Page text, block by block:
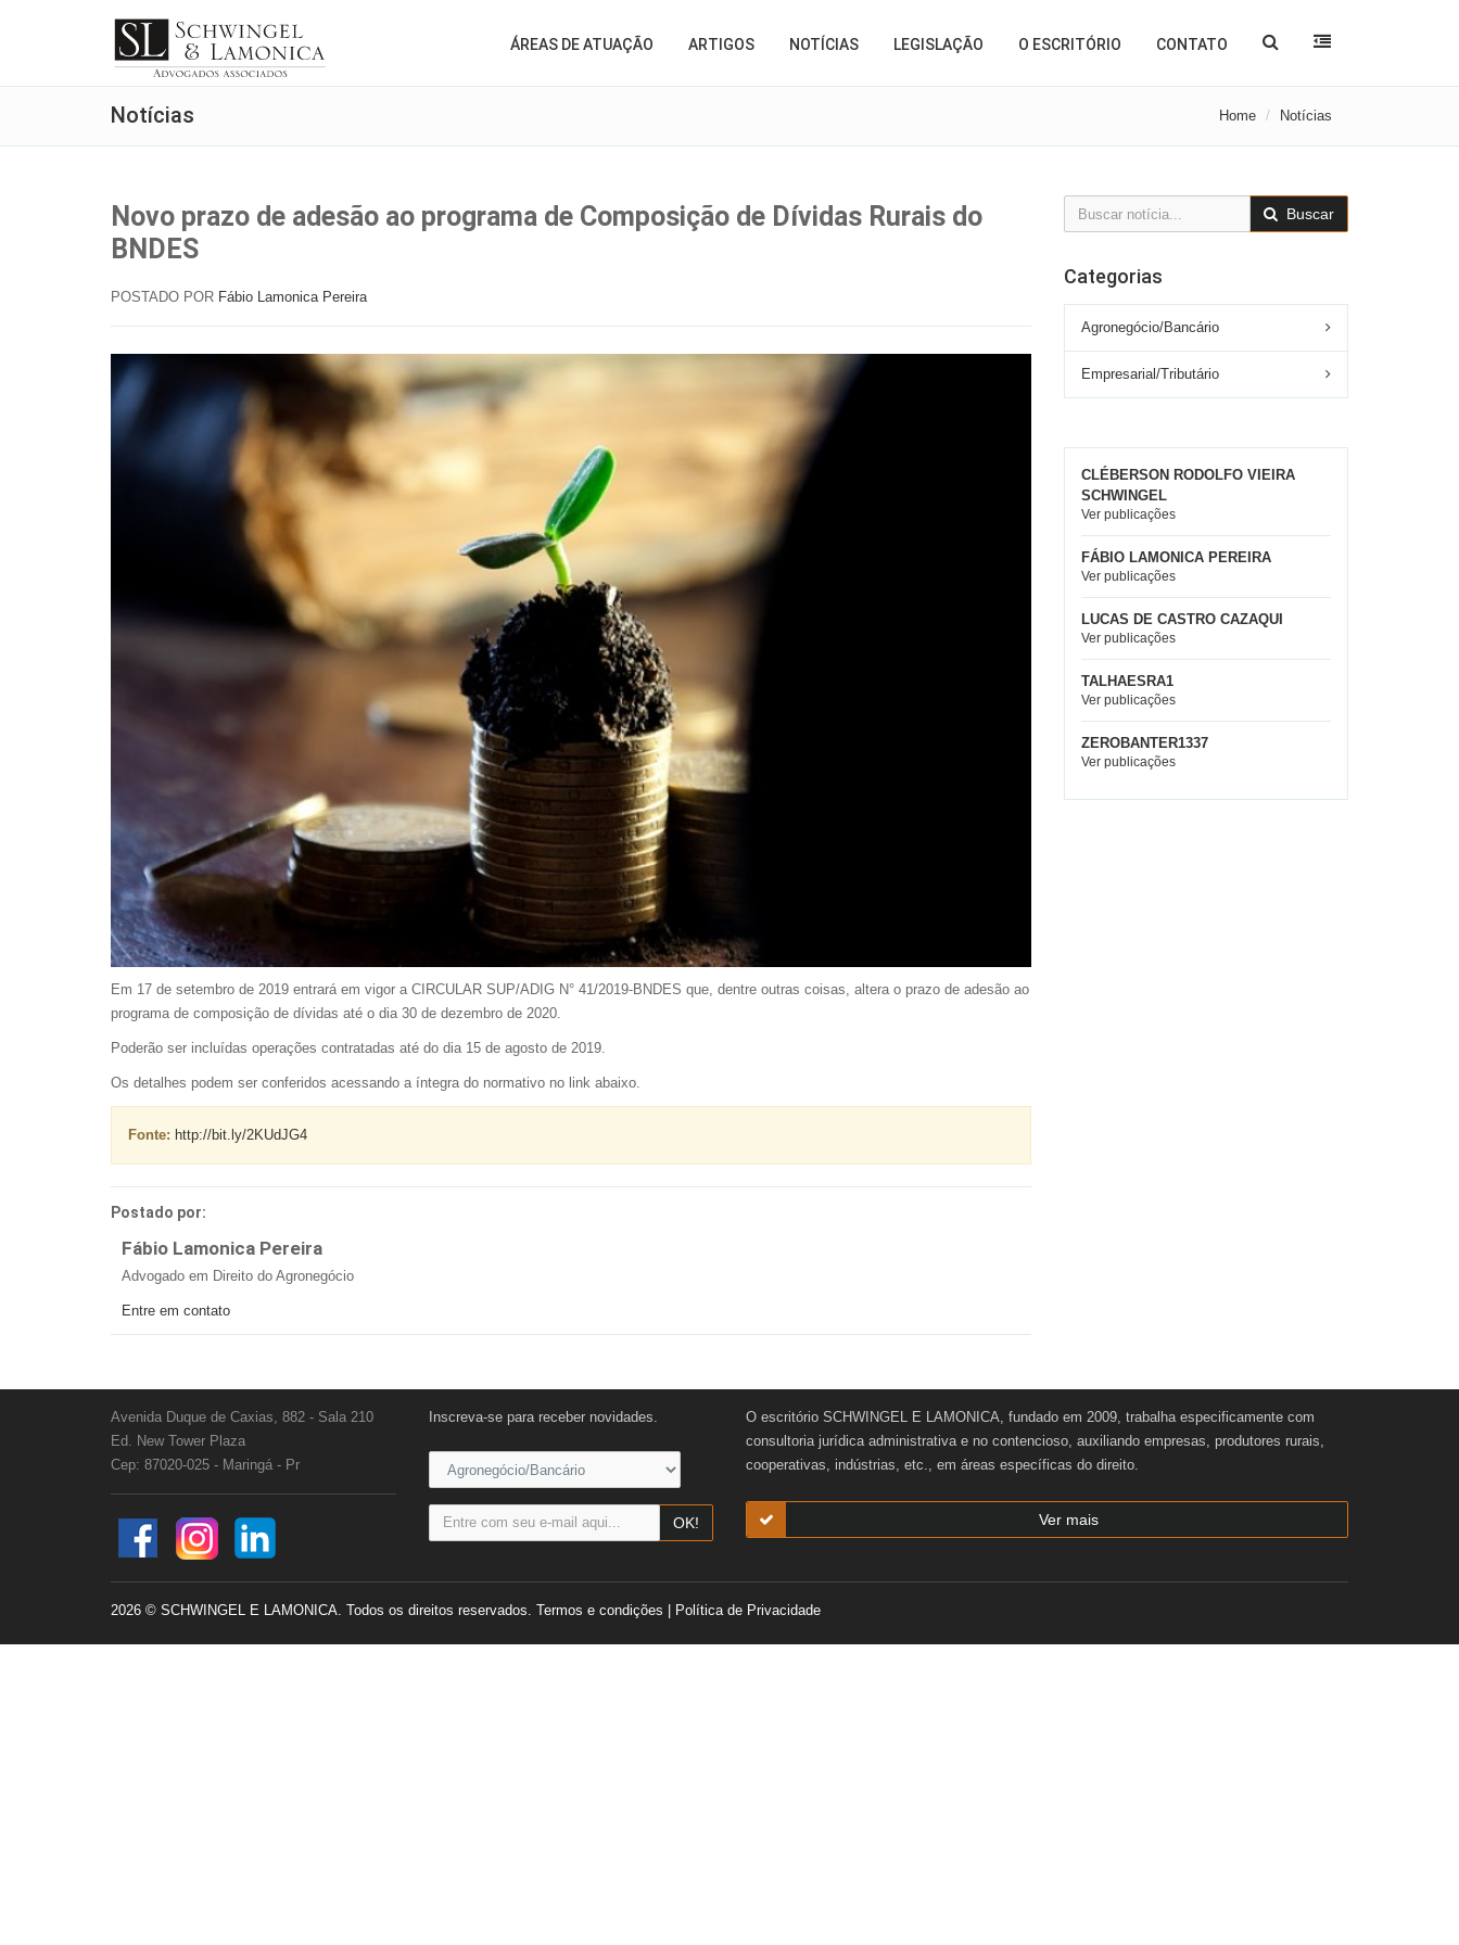
ÁREAS DE ATUAÇÃO ARTIGOS NOTÍCIAS LEGISLAÇÃO O ESCRITÓRIO CONTATO
Notícias Home Notícias
Novo prazo de adesão ao programa de Composição de Dívidas Rurais do
BNDES
POSTADO POR Fábio Lamonica Pereira
Em 17 de setembro de 2019 entrará em vigor a CIRCULAR SUP/ADIG N° 41/2019-BNDES que, dentre outras coisas, altera o prazo de adesão ao
programa de composição de dívidas até o dia 30 de dezembro de 2020.
Poderão ser incluídas operações contratadas até do dia 15 de agosto de 2019.
Os detalhes podem ser conferidos acessando a íntegra do normativo no link abaixo.
Fonte: http://bit.ly/2KUdJG4
Postado por:
Fábio Lamonica Pereira
Advogado em Direito do Agronegócio
Entre em contato
Buscar
Categorias
Agronegócio/Bancário
Empresarial/Tributário
CLÉBERSON RODOLFO VIEIRA
SCHWINGEL
Ver publicações
FÁBIO LAMONICA PEREIRA
Ver publicações
LUCAS DE CASTRO CAZAQUI
Ver publicações
TALHAESRA1
Ver publicações
ZEROBANTER1337
Ver publicações
Avenida Duque de Caxias, 882 - Sala 210
Ed. New Tower Plaza
Cep: 87020-025 - Maringá - Pr
Inscreva-se para receber novidades.
OK!
O escritório SCHWINGEL E LAMONICA, fundado em 2009, trabalha especificamente com
consultoria jurídica administrativa e no contencioso, auxiliando empresas, produtores rurais,
cooperativas, indústrias, etc., em áreas específicas do direito.
Ver mais
2026 © SCHWINGEL E LAMONICA. Todos os direitos reservados. Termos e condições | Política de Privacidade